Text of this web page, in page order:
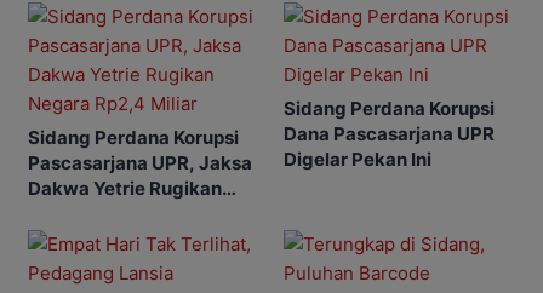
Sidang Perdana Korupsi
Pascasarjana UPR, Jaksa
Dakwa Yetrie Rugikan
Sidang Perdana Korupsi
Dana Pascasarjana UPR
Digelar Pekan Ini